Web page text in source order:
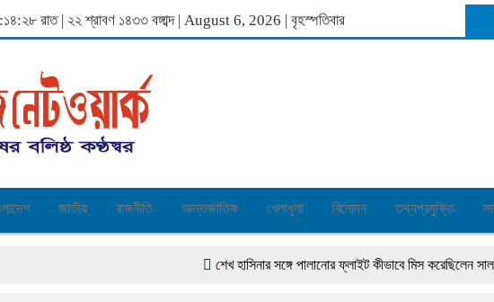
রাত| ২২ শ্রাবণ ১৪৩৩ বঙ্গাব্দ | August 6, 2026 | বৃহস্পতিবার
জাতীয় রাজনীতি আন্তর্জাতিক খেলাধুলা বিনোদন তথ্যপ্রযুক্তি
শেখ হাসিনার সঙ্গে পালানোর ফ্লাইট কীভাবে মিস করেছিলেন সালমান